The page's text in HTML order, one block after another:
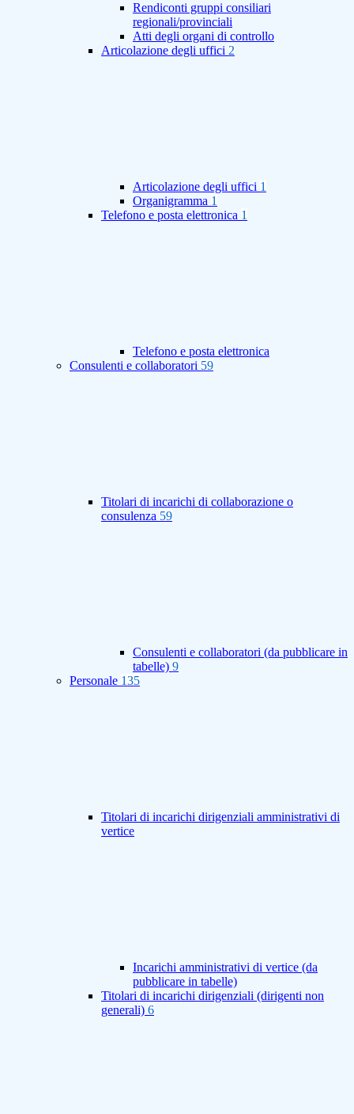
Rendiconti gruppi consiliari
regionali/provinciali
Atti degli organi di controllo
Articolazione degli uffici 2
Articolazione degli uffici 1
Organigramma 1
Telefono e posta elettronica 1
Telefono e posta elettronica
Consulenti e collaboratori 59
Titolari di incarichi di collaborazione o
consulenza 59
Consulenti e collaboratori (da pubblicare in
tabelle) 9
Personale 135
Titolari di incarichi dirigenziali amministrativi di
vertice
Incarichi amministrativi di vertice (da
pubblicare in tabelle)
Titolari di incarichi dirigenziali (dirigenti non
generali) 6